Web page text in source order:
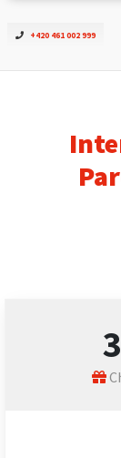
+420 461 002 999